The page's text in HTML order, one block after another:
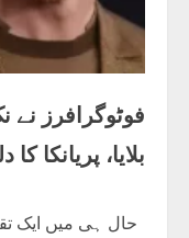
فوٹوگرافرز
بلایا،
حال ہی میں ایک